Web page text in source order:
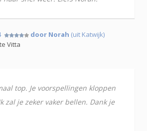
door Norah (uit Katwijk)
Vitta
top. Je voorspellingen kloppen
zal je zeker vaker bellen. Dank je